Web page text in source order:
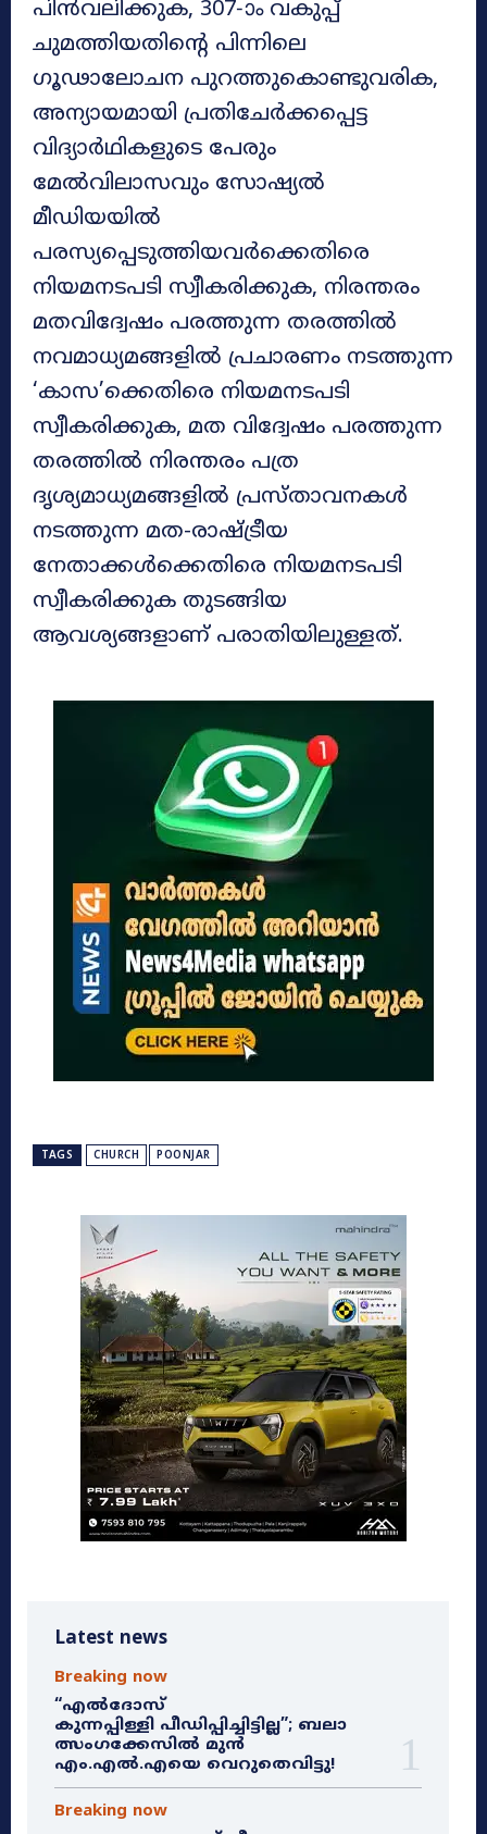
പിൻവലിക്കുക, 307-ാം വകുപ്പ്
ചുമത്തിയതിന്റെ പിന്നിലെ
ഗൂഢാലോചന പുറത്തുകൊണ്ടുവരിക,
അന്യായമായി പ്രതിചേർക്കപ്പെട്ട
വിദ്യാർഥികളുടെ പേരും
മേൽവിലാസവും സോഷ്യൽ
മീഡിയയിൽ
പരസ്യപ്പെടുത്തിയവർക്കെതിരെ
നിയമനടപടി സ്വീകരിക്കുക, നിരന്തരം
മതവിദ്വേഷം പരത്തുന്ന തരത്തിൽ
നവമാധ്യമങ്ങളിൽ പ്രചാരണം നടത്തുന്ന
‘കാസ’ക്കെതിരെ നിയമനടപടി
സ്വീകരിക്കുക, മത വിദ്വേഷം പരത്തുന്ന
തരത്തിൽ നിരന്തരം പത്ര
ദൃശ്യമാധ്യമങ്ങളിൽ പ്രസ്താവനകൾ
നടത്തുന്ന മത-രാഷ്ട്രീയ
നേതാക്കൾക്കെതിരെ നിയമനടപടി
സ്വീകരിക്കുക തുടങ്ങിയ
ആവശ്യങ്ങളാണ് പരാതിയിലുള്ളത്.
TAGS CHURCH POONJAR
Latest news
Breaking now
“എൽദോസ്
കുന്നപ്പിള്ളി പീഡിപ്പിച്ചിട്ടില്ല”; ബലാ
ത്സംഗക്കേസിൽ മുൻ
എം.എൽ.എയെ വെറുതെവിട്ടു!
Breaking now